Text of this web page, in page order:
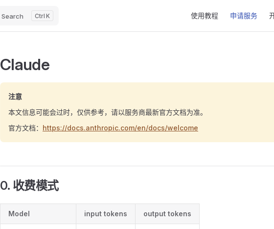
Search K 使用教程 申请服务
Claude
注意
本文信息可能会过时，仅供参考，请以服务商最新官方文档为准。
官方文档： https://docs.anthropic.com/en/docs/welcome
0. 收费模式
Model input tokens output tokens